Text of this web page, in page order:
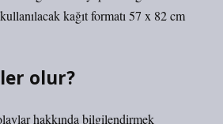
kağıt formatı 57 x 82 cm
olur?
hakkında bilgilendirmek